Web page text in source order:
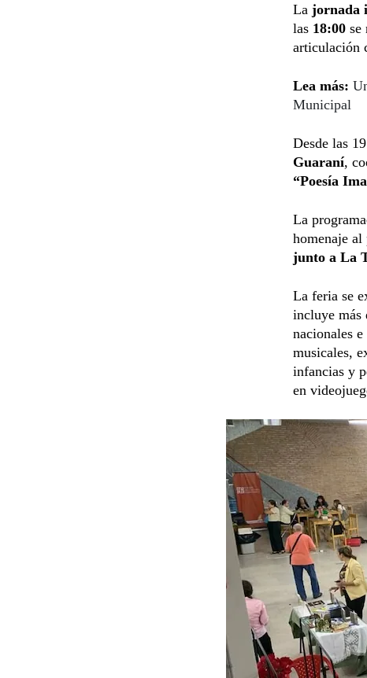
La jornada
las 18:00 se
articulación
Lea más:
Municipal
Desde las
Guaraní,
“Poesía
La
homenaje al
junto a La
La feria se
incluye más
nacionales
musicales,
infancias y
en